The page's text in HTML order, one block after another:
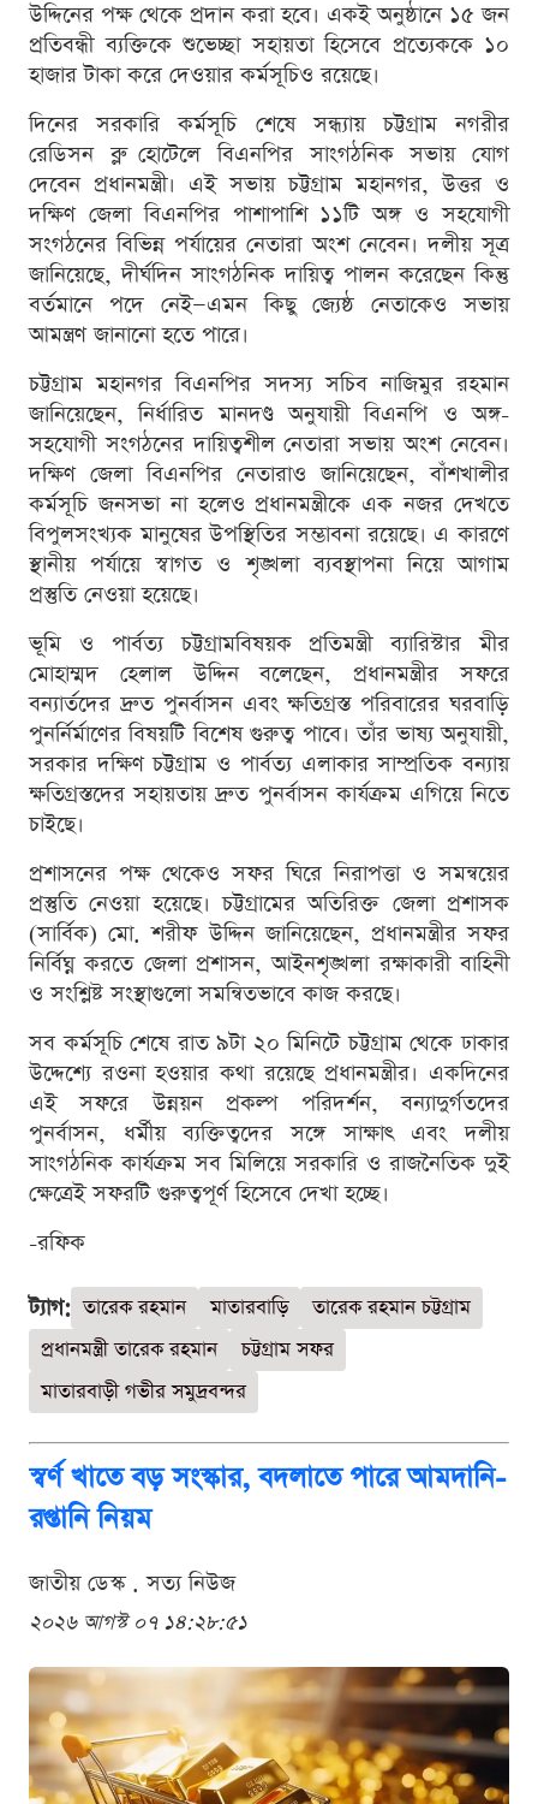
উদ্দিনের পক্ষ থেকে প্রদান করা হবে। একই অনুষ্ঠানে ১৫ জন
প্রতিবন্ধী ব্যক্তিকে শুভেচ্ছা সহায়তা হিসেবে প্রত্যেককে ১০
হাজার টাকা করে দেওয়ার কর্মসূচিও রয়েছে।
দিনের সরকারি কর্মসূচি শেষে সন্ধ্যায় চট্টগ্রাম নগরীর
রেডিসন ব্লু হোটেলে বিএনপির সাংগঠনিক সভায় যোগ
দেবেন প্রধানমন্ত্রী। এই সভায় চট্টগ্রাম মহানগর, উত্তর ও
দক্ষিণ জেলা বিএনপির পাশাপাশি ১১টি অঙ্গ ও সহযোগী
সংগঠনের বিভিন্ন পর্যায়ের নেতারা অংশ নেবেন। দলীয় সূত্র
জানিয়েছে, দীর্ঘদিন সাংগঠনিক দায়িত্ব পালন করেছেন কিন্তু
বর্তমানে পদে নেই—এমন কিছু জ্যেষ্ঠ নেতাকেও সভায়
আমন্ত্রণ জানানো হতে পারে।
চট্টগ্রাম মহানগর বিএনপির সদস্য সচিব নাজিমুর রহমান
জানিয়েছেন, নির্ধারিত মানদণ্ড অনুযায়ী বিএনপি ও অঙ্গ-
সহযোগী সংগঠনের দায়িত্বশীল নেতারা সভায় অংশ নেবেন।
দক্ষিণ জেলা বিএনপির নেতারাও জানিয়েছেন, বাঁশখালীর
কর্মসূচি জনসভা না হলেও প্রধানমন্ত্রীকে এক নজর দেখতে
বিপুলসংখ্যক মানুষের উপস্থিতির সম্ভাবনা রয়েছে। এ কারণে
স্থানীয় পর্যায়ে স্বাগত ও শৃঙ্খলা ব্যবস্থাপনা নিয়ে আগাম
প্রস্তুতি নেওয়া হয়েছে।
ভূমি ও পার্বত্য চট্টগ্রামবিষয়ক প্রতিমন্ত্রী ব্যারিস্টার মীর
মোহাম্মদ হেলাল উদ্দিন বলেছেন, প্রধানমন্ত্রীর সফরে
বন্যার্তদের দ্রুত পুনর্বাসন এবং ক্ষতিগ্রস্ত পরিবারের ঘরবাড়ি
পুনর্নির্মাণের বিষয়টি বিশেষ গুরুত্ব পাবে। তাঁর ভাষ্য অনুযায়ী,
সরকার দক্ষিণ চট্টগ্রাম ও পার্বত্য এলাকার সাম্প্রতিক বন্যায়
ক্ষতিগ্রস্তদের সহায়তায় দ্রুত পুনর্বাসন কার্যক্রম এগিয়ে নিতে
চাইছে।
প্রশাসনের পক্ষ থেকেও সফর ঘিরে নিরাপত্তা ও সমন্বয়ের
প্রস্তুতি নেওয়া হয়েছে। চট্টগ্রামের অতিরিক্ত জেলা প্রশাসক
(সার্বিক) মো. শরীফ উদ্দিন জানিয়েছেন, প্রধানমন্ত্রীর সফর
নির্বিঘ্ন করতে জেলা প্রশাসন, আইনশৃঙ্খলা রক্ষাকারী বাহিনী
ও সংশ্লিষ্ট সংস্থাগুলো সমন্বিতভাবে কাজ করছে।
সব কর্মসূচি শেষে রাত ৯টা ২০ মিনিটে চট্টগ্রাম থেকে ঢাকার
উদ্দেশ্যে রওনা হওয়ার কথা রয়েছে প্রধানমন্ত্রীর। একদিনের
এই সফরে উন্নয়ন প্রকল্প পরিদর্শন, বন্যাদুর্গতদের
পুনর্বাসন, ধর্মীয় ব্যক্তিত্বদের সঙ্গে সাক্ষাৎ এবং দলীয়
সাংগঠনিক কার্যক্রম সব মিলিয়ে সরকারি ও রাজনৈতিক দুই
ক্ষেত্রেই সফরটি গুরুত্বপূর্ণ হিসেবে দেখা হচ্ছে।
-রফিক
ট্যাগ: তারেক রহমান মাতারবাড়ি
তারেক রহমান চট্টগ্রাম
প্রধানমন্ত্রী তারেক রহমান
চট্টগ্রাম সফর
মাতারবাড়ী গভীর সমুদ্রবন্দর
স্বর্ণ খাতে বড় সংস্কার, বদলাতে পারে আমদানি-
রপ্তানি নিয়ম
জাতীয় ডেস্ক . সত্য নিউজ
২০২৬ আগস্ট ০৭ ১৪:২৮:৫১